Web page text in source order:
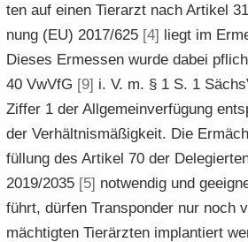
ten auf einen Tier­arzt nach Ar­ti­kel
nung (EU) 2017/625 [4] liegt im
Die­ses Er­mes­sen wurde dabei
40 VwVfG [9] i. V. m. § 1 S. 1
Zif­fer 1 der All­ge­mein­ver­fü­gung
der Ver­hält­nis­mä­ßig­keit. Die
fül­lung des Ar­ti­kel 70 der
2019/2035 [5] not­wen­dig und
führt, dür­fen Trans­pon­der nur noch
mäch­tig­ten Tier­ärz­ten im­plan­tiert